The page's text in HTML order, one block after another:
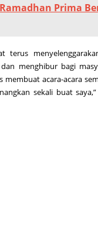
Prima
terus
menghibur bagi
acara-acara
sekali buat